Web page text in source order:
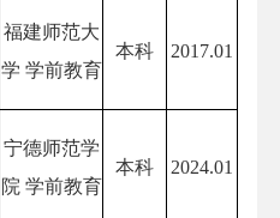
福建师范大
学 学前教育
本科 2017.01
宁德师范学
院 学前教育
本科 2024.01